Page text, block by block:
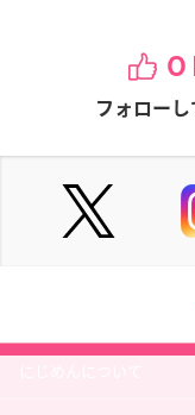
フォローし